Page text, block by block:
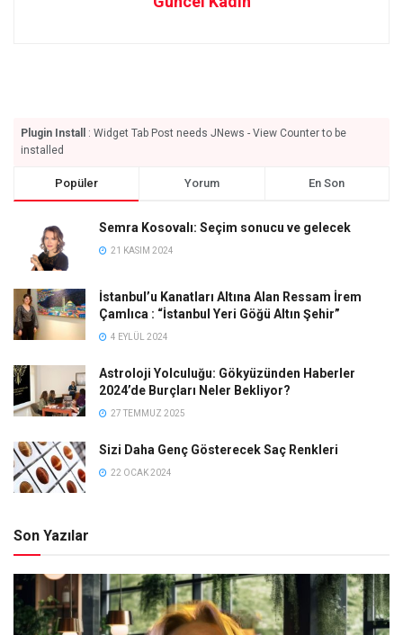
Plugin Install
: Widget Tab Post needs JNews - View Counter to be
installed
Popüler Yorum En Son
Semra Kosovalı: Seçim sonucu ve gelecek
21 KASIM 2024
İstanbul’u Kanatları Altına Alan Ressam İrem
Çamlıca : “İstanbul Yeri Göğü Altın Şehir”
4 EYLÜL 2024
Astroloji Yolculuğu: Gökyüzünden Haberler
2024’de Burçları Neler Bekliyor?
27 TEMMUZ 2025
Sizi Daha Genç Gösterecek Saç Renkleri
22 OCAK 2024
Son Yazılar